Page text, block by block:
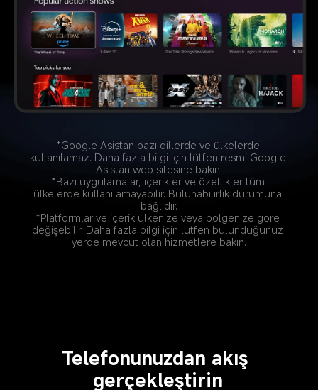
*Google Asistan bazı dillerde ve ülkelerde
kullanılamaz. Daha fazla bilgi için lütfen resmi Google
Asistan web sitesine bakın.
*Bazı uygulamalar, içerikler ve özellikler tüm
ülkelerde kullanılamayabilir. Bulunabilirlik durumuna
bağlıdır.
*Platformlar ve içerik ülkenize veya bölgenize göre
değişebilir. Daha fazla bilgi için lütfen bulunduğunuz
yerde mevcut olan hizmetlere bakın.
Telefonunuzdan akış
gerçekleştirin